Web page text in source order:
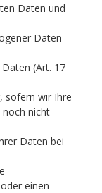
Daten und
Daten
(Art. 17
sofern wir Ihre
nicht
Daten bei
einen